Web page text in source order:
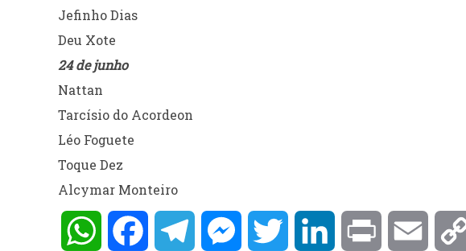
Jefinho Dias
Deu Xote
24 de junho
Nattan
Tarcísio do Acordeon
Léo Foguete
Toque Dez
Alcymar Monteiro
WhatsAppFacebookTelegramMessengerTwitter LinkedInPrint Email